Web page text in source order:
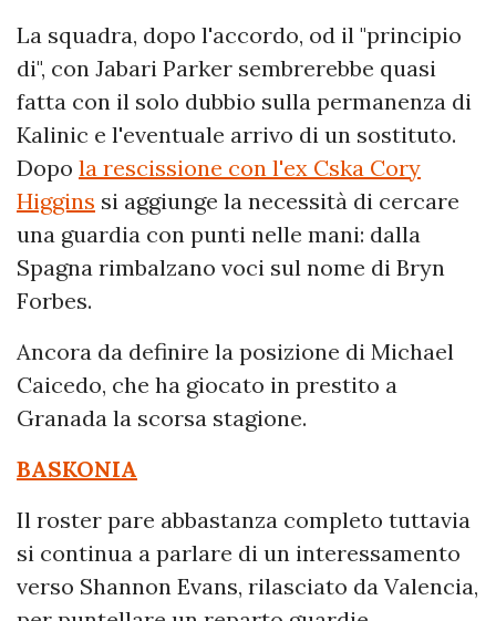
La squadra, dopo l'accordo, od il "principio
di", con Jabari Parker sembrerebbe quasi
fatta con il solo dubbio sulla permanenza di
Kalinic e l'eventuale arrivo di un sostituto.
Dopo la rescissione con l'ex Cska Cory
Higgins si aggiunge la necessità di cercare
una guardia con punti nelle mani: dalla
Spagna rimbalzano voci sul nome di Bryn
Forbes.
Ancora da definire la posizione di Michael
Caicedo, che ha giocato in prestito a
Granada la scorsa stagione.
BASKONIA
Il roster pare abbastanza completo tuttavia
si continua a parlare di un interessamento
verso Shannon Evans, rilasciato da Valencia,